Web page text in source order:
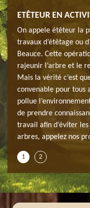
ETÊTEUR EN
On appele étêteur la
travaux d’étêtage ou
Beauce. Cette
rajeunir l’arbre et le
Mais la vérité c’est
convenable pour tous
pollue
de prendre
travail afin d’éviter
arbres, appelez nos
1 2